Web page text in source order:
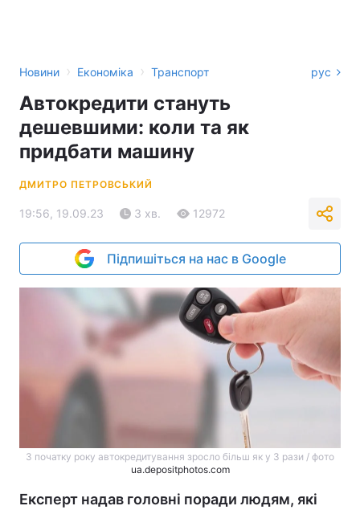
Новини › Економіка › Транспорт рус
Автокредити стануть
дешевшими: коли та як
придбати машину
ДМИТРО ПЕТРОВСЬКИЙ
19:56, 19.09.23 3 хв. 12972
Підпишіться на нас в Google
З початку року автокредитування зросло більш як у 3 рази / фото
ua.depositphotos.com
Експерт надав головні поради людям, які